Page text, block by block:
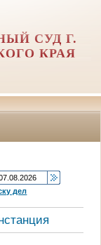
СУД Г.
КРАЯ
дел